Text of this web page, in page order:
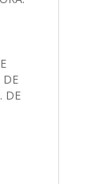
DE
DE